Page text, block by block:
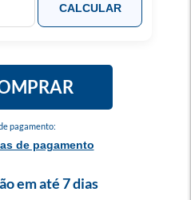
pagamento:
de pagamento
CALCULAR
em até 7 dias